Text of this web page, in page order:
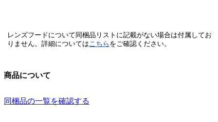
レンズフードについて同梱品リストに記載がない場合は付属してお
りません。 詳細についてはこちら をご確認ください。
商品について
同梱品の一覧を確認する